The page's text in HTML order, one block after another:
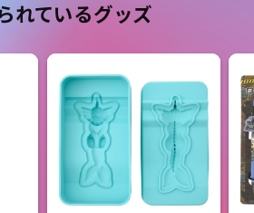
れているグッズ